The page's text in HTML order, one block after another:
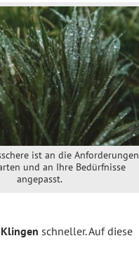
ist an die Anforderungen
und an Ihre Bedürfnisse
angepasst.
schneller. Auf diese